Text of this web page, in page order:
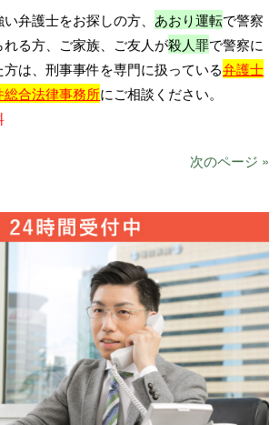
弁護士をお探しの方、 あおり運転で警察
る方、ご家族、ご友人が殺人罪で警察に
方は、刑事事件を専門に扱っている弁護士
合法律事務所にご相談ください。
次のページ »